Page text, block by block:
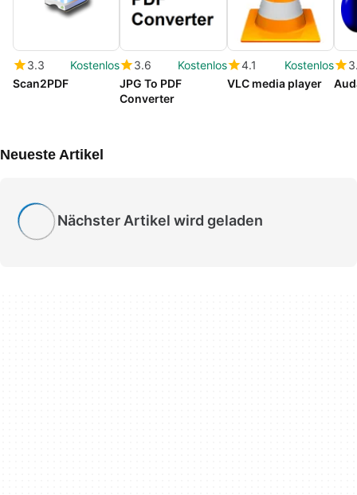
3.3
Kostenlos
Scan2PDF
3.6
Kostenlos
JPG To PDF
Converter
4.1
Kostenlos
VLC media player
Neueste Artikel
Nächster Artikel wird geladen